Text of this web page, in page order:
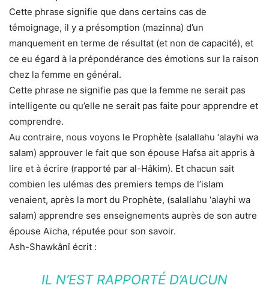
Cette phrase signifie que dans certains cas de
témoignage, il y a présomption (mazinna) d’un
manquement en terme de résultat (et non de capacité), et
ce eu égard à la prépondérance des émotions sur la raison
chez la femme en général.
Cette phrase ne signifie pas que la femme ne serait pas
intelligente ou qu’elle ne serait pas faite pour apprendre et
comprendre.
Au contraire, nous voyons le Prophète (salallahu ‘alayhi wa
salam) approuver le fait que son épouse Hafsa ait appris à
lire et à écrire (rapporté par al-Hâkim). Et chacun sait
combien les ulémas des premiers temps de l’islam
venaient, après la mort du Prophète, (salallahu ‘alayhi wa
salam) apprendre ses enseignements auprès de son autre
épouse Aïcha, réputée pour son savoir.
Ash-Shawkânî écrit :
IL N’EST RAPPORTÉ D’AUCUN